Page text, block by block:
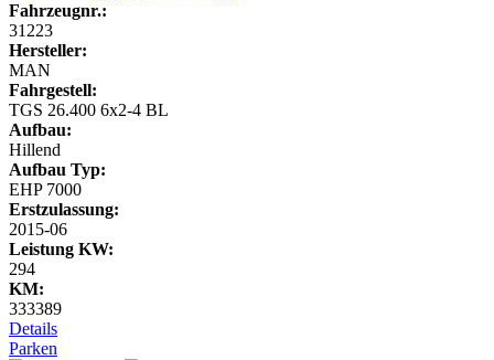
Fahrzeugnr.:
31223
Hersteller:
MAN
Fahrgestell:
TGS 26.400 6x2-4 BL
Aufbau:
Hillend
Aufbau Typ:
EHP 7000
Erstzulassung:
2015-06
Leistung KW:
294
KM:
333389
Details
Parken